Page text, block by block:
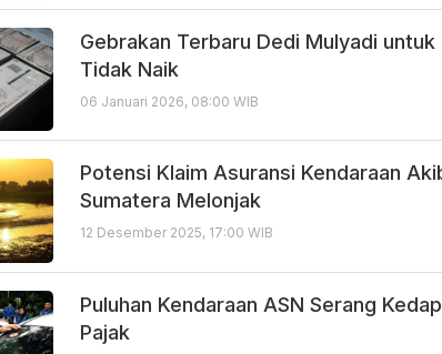
Gebrakan Terbaru Dedi Mulyadi untuk
Tidak Naik
06 Januari 2026, 08:00 WIB
Potensi Klaim Asuransi Kendaraan
Sumatera Melonjak
12 Desember 2025, 17:00 WIB
Puluhan Kendaraan ASN Serang
Pajak